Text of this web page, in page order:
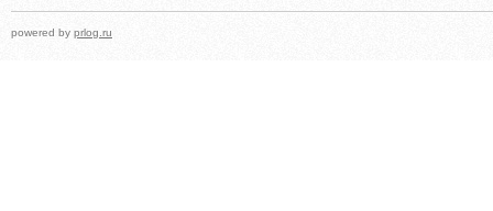
powered by prlog.ru